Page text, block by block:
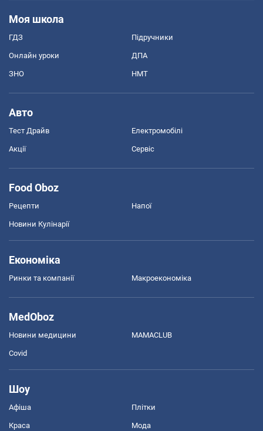
Моя школа
ГДЗ Підручники
Онлайн уроки ДПА
ЗНО НМТ
Авто
Тест Драйв Електромобілі
Акції Сервіс
Food Oboz
Рецепти Напої
Новини Кулінарії
Економіка
Ринки та компанії Макроекономіка
MedOboz
Новини медицини MAMACLUB
Covid
Шоу
Афіша Плітки
Краса Мода